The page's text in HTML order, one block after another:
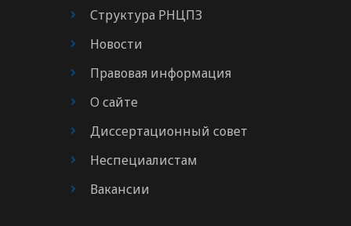
Структура РНЦПЗ
Новости
Правовая информация
О сайте
Диссертационный совет
Неспециалистам
Вакансии